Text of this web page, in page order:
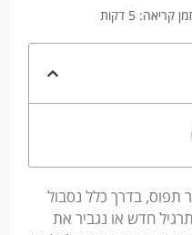
זמן קריאה: 5 דקות
תפוס, בדרך כלל נסבול
חדש או נגביר את